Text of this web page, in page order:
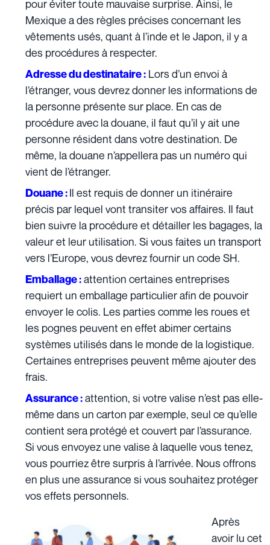
pour éviter toute mauvaise surprise. Ainsi, le
Mexique a des règles précises concernant les
vêtements usés, quant à l’inde et le Japon, il y a
des procédures à respecter.
Adresse du destinataire : Lors d’un envoi à
l’étranger, vous devrez donner les informations de
la personne présente sur place. En cas de
procédure avec la douane, il faut qu’il y ait une
personne résident dans votre destination. De
même, la douane n’appellera pas un numéro qui
vient de l’étranger.
Douane :Il est requis de donner un itinéraire
précis par lequel vont transiter vos affaires. Il faut
bien suivre la procédure et détailler les bagages, la
valeur et leur utilisation. Si vous faites un transport
vers l’Europe, vous devrez fournir un code SH.
Emballage :attention certaines entreprises
requiert un emballage particulier afin de pouvoir
envoyer le colis. Les parties comme les roues et
les pognes peuvent en effet abimer certains
systèmes utilisés dans le monde de la logistique.
Certaines entreprises peuvent même ajouter des
frais.
Assurance :attention, si votre valise n’est pas elle-
même dans un carton par exemple, seul ce qu’elle
contient sera protégé et couvert par l’assurance.
Si vous envoyez une valise à laquelle vous tenez,
vous pourriez être surpris à l’arrivée. Nous offrons
en plus une assurance si vous souhaitez protéger
vos effets personnels.
Après
avoir lu cet